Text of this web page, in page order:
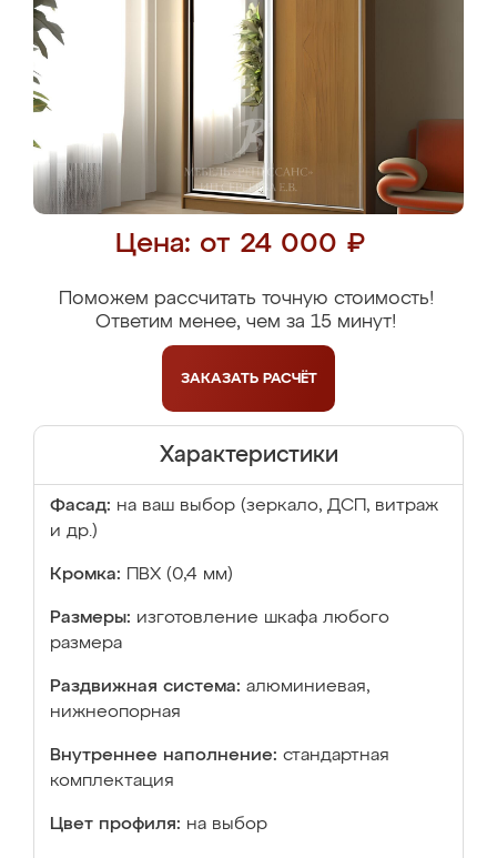
Цена: от 24 000 ₽
Поможем рассчитать точную стоимость!
Ответим менее, чем за 15 минут!
ЗАКАЗАТЬ РАСЧЁТ
Характеристики
Фасад: на ваш выбор (зеркало, ДСП, витраж
и др.)
Кромка: ПВХ (0,4 мм)
Размеры: изготовление шкафа любого
размера
Раздвижная система: алюминиевая,
нижнеопорная
Внутреннее наполнение: стандартная
комплектация
Цвет профиля: на выбор